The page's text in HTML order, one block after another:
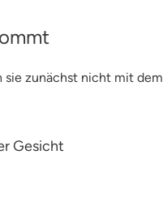
sie zunächst nicht mit dem
Gesicht